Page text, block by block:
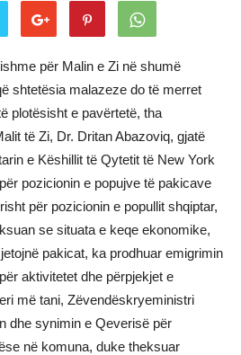
për Malin e Zi në shumë
shtetësia malazeze do të merret
plotësisht e pavërtetë, tha
të Zi, Dr. Dritan Abazoviq, gjatë
e Këshillit të Qytetit të New York
pozicionin e popujve të pakicave
për pozicionin e popullit shqiptar,
se situata e keqe ekonomike,
pakicat, ka prodhuar emigrimin
aktivitetet dhe përpjekjet e
më tani, Zëvendëskryeministri
dhe synimin e Qeverisë për
në komuna, duke theksuar